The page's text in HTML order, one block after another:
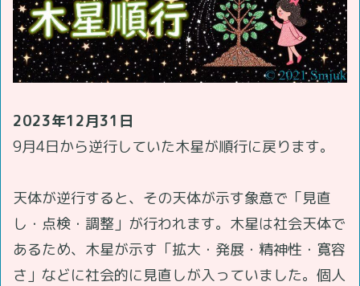
2023年12月31日
9月4日から逆行していた木星が順行に戻ります。
天体が逆行すると、その天体が示す象意で「見直
し・点検・調整」が行われます。木星は社会天体で
あるため、木星が示す「拡大・発展・精神性・寛容
さ」などに社会的に見直しが入っていました。個人